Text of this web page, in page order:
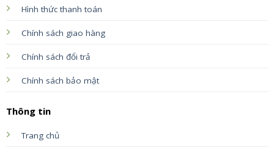
Hình thức thanh toán
Chính sách giao hàng
Chính sách đổi trả
Chính sách bảo mật
Thông tin
Trang chủ